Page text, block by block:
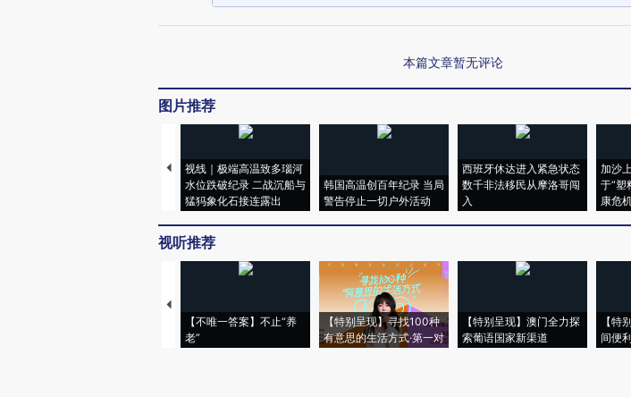
本篇文章暂无评论
图片推荐
视线｜极端高温致多瑙河
水位跌破纪录 二战沉船与
猛犸象化石接连露出
韩国高温创百年纪录 当局
警告停止一切户外活动
西班牙休达进入紧急状态
数千非法移民从摩洛哥闯
入
加沙
于“塑
康危
视听推荐
【不唯一答案】不止“养
老”
【特别呈现】寻找100种
有意思的生活方式·第一对
【特别呈现】澳门全力探
索葡语国家新渠道
【特
间便